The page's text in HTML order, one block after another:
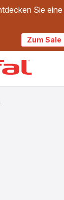
Sie
Zum Sale